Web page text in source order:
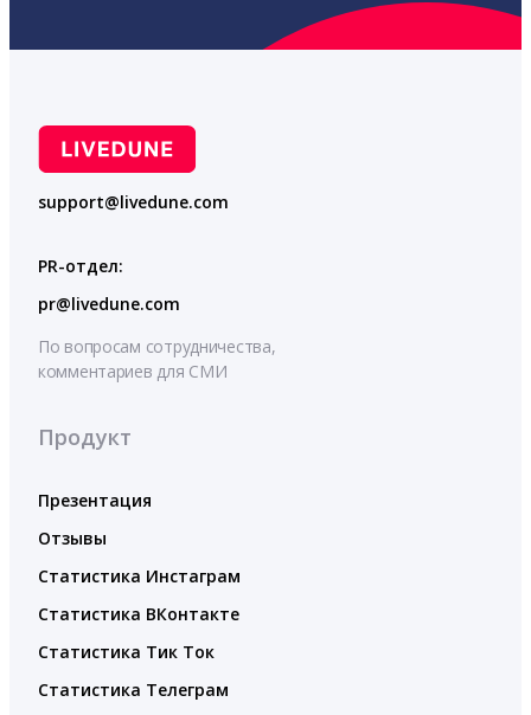
support@livedune.com
PR-отдел:
pr@livedune.com
По вопросам сотрудничества,
комментариев для СМИ
Продукт
Презентация
Отзывы
Статистика Инстаграм
Статистика ВКонтакте
Статистика Тик Ток
Статистика Телеграм